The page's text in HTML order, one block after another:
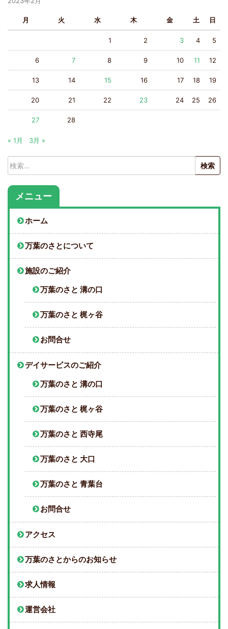
月 火 水 木 金 土 日
1 2 3 4 5
6 7 8 9 10 11 12
13 14 15 16 17 18 19
20 21 22 23 24 25 26
27 28
« 1月 3月 »
検
索:
メニュー
ホーム
万葉のさとについて
施設のご紹介
万葉のさと 溝の口
万葉のさと 梶ヶ谷
お問合せ
デイサービスのご紹介
万葉のさと 溝の口
万葉のさと 梶ヶ谷
万葉のさと 西寺尾
万葉のさと 大口
万葉のさと 青葉台
お問合せ
アクセス
万葉のさとからのお知らせ
求人情報
運営会社